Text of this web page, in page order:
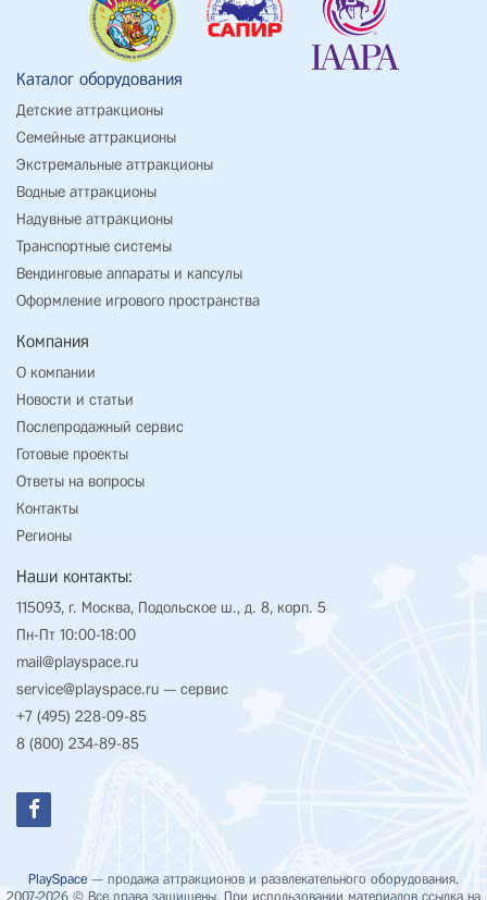
Каталог оборудования
Детские аттракционы
Семейные аттракционы
Экстремальные аттракционы
Водные аттракционы
Надувные аттракционы
Транспортные системы
Вендинговые аппараты и капсулы
Оформление игрового пространства
Компания
О компании
Новости и статьи
Послепродажный сервис
Готовые проекты
Ответы на вопросы
Контакты
Регионы
Наши контакты:
115093, г. Москва, Подольское ш., д. 8, корп. 5
Пн-Пт 10:00-18:00
mail@playspace.ru
service@playspace.ru — сервис
+7 (495) 228-09-85
8 (800) 234-89-85
PlaySpace — продажа аттракционов и развлекательного оборудования.
2007-2026 © Все права защищены. При использовании материалов ссылка на